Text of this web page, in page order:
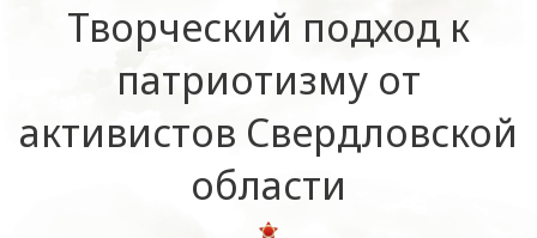
Творческий подход к
патриотизму от
активистов Свердловской
области